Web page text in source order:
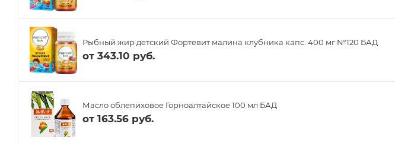
Рыбный жир детский Фортевит малина клубника капс. 400 мг №120 БАД
от 343.10 руб.
Масло облепиховое Горноалтайское 100 мл БАД
от 163.56 руб.